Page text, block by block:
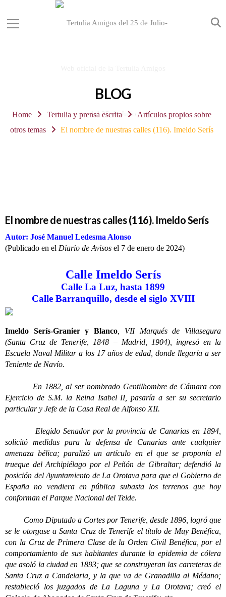
BLOG
Home Tertulia y prensa escrita
Artículos propios sobre
otros temas
El nombre de nuestras calles (116). Imeldo Serís
El nombre de nuestras calles (116). Imeldo Serís
Autor: José Manuel Ledesma Alonso
(Publicado en el Diario de Avisos el 7 de enero de 2024)
Calle Imeldo Serís
Calle La Luz, hasta 1899
Calle Barranquillo, desde el siglo XVIII
Imeldo Serís-Granier y Blanco , VII Marqués de Villasegura
(Santa Cruz de Tenerife, 1848 – Madrid, 1904), ingresó en la
Escuela Naval Militar a los 17 años de edad, donde llegaría a ser
Teniente de Navío.
En 1882, al ser nombrado Gentilhombre de Cámara con
Ejercicio de S.M. la Reina Isabel II, pasaría a ser su secretario
particular y Jefe de la Casa Real de Alfonso XII.
Elegido Senador por la provincia de Canarias en 1894,
solicitó medidas para la defensa de Canarias ante cualquier
amenaza bélica; paralizó un artículo en el que se proponía el
trueque del Archipiélago por el Peñón de Gibraltar; defendió la
posición del Ayuntamiento de La Orotava para que el Gobierno de
España no vendiera en pública subasta los terrenos que hoy
conforman el Parque Nacional del Teide.
Como Diputado a Cortes por Tenerife, desde 1896, logró que
se le otorgase a Santa Cruz de Tenerife el título de Muy Benéfica,
con la Cruz de Primera Clase de la Orden Civil Benéfica, por el
comportamiento de sus habitantes durante la epidemia de cólera
que asoló la ciudad en 1893; que se construyeran las carreteras de
Santa Cruz a Candelaria, y la que va de Granadilla al Médano;
restableció los juzgados de La Laguna y La Orotava; creó el